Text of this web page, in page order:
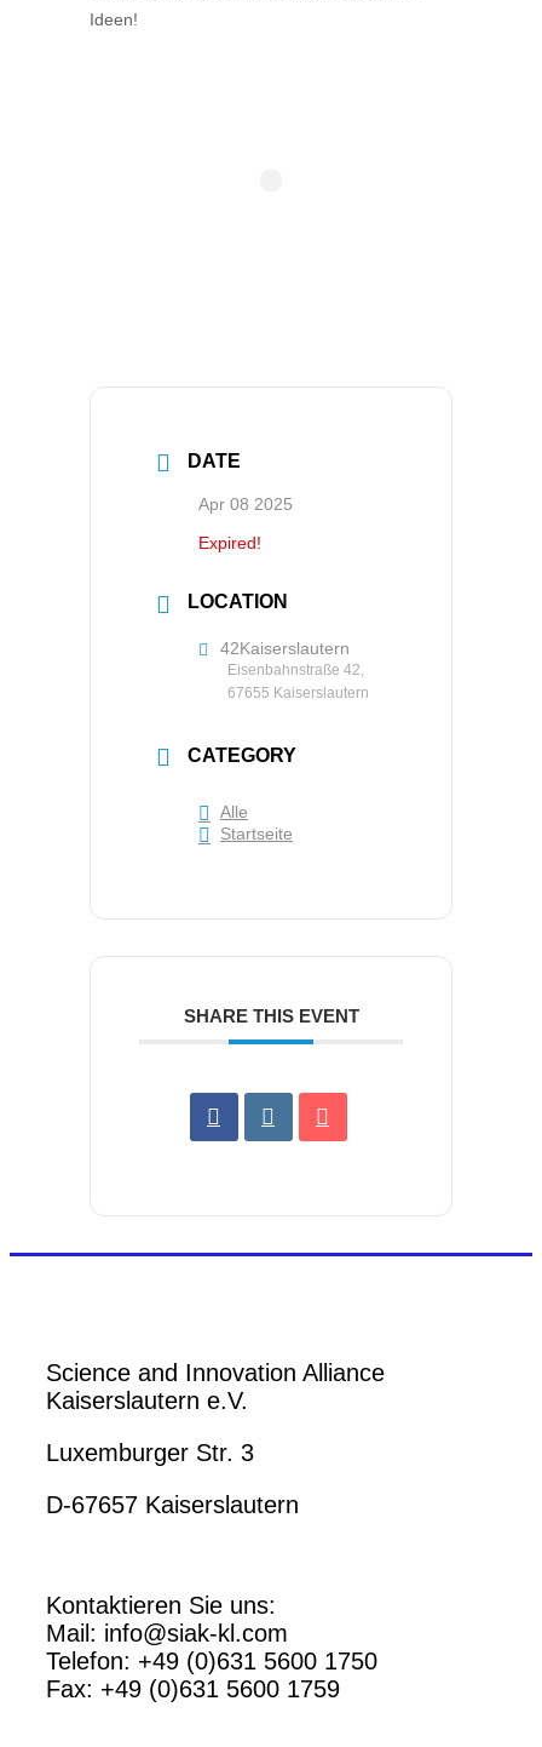
Ideen!
DATE
Apr 08 2025
Expired!
LOCATION
42Kaiserslautern
Eisenbahnstraße 42,
67655 Kaiserslautern
CATEGORY
Alle
Startseite
SHARE THIS EVENT
Science and Innovation Alliance
Kaiserslautern e.V.
Luxemburger Str. 3
D-67657 Kaiserslautern
Kontaktieren Sie uns:
Mail: info@siak-kl.com
Telefon: +49 (0)631 5600 1750
Fax: +49 (0)631 5600 1759